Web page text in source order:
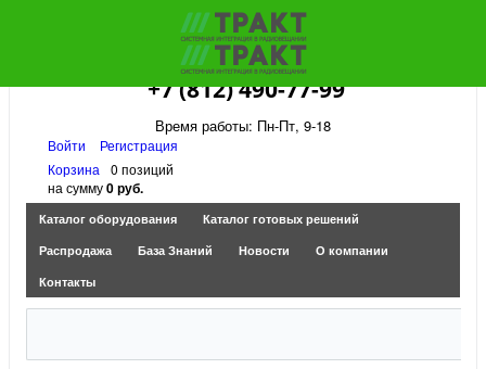
+7 (812) 490-77-99
Время работы: Пн-Пт, 9-18
Войти
Регистрация
Корзина
0 позиций
на сумму0 руб.
Каталог оборудования
Каталог готовых решений
Распродажа
База Знаний Новости
О компании
Контакты